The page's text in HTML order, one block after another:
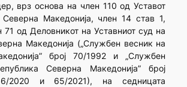
врз основа на член 110 од Уставот
Македонија, член 14 став 1,
71 од Деловникот на Уставниот суд на
Македонија („Службен весник на
број 70/1992 и „Службен
Северна Македонија” број
2020 и 65/2021), на седницата